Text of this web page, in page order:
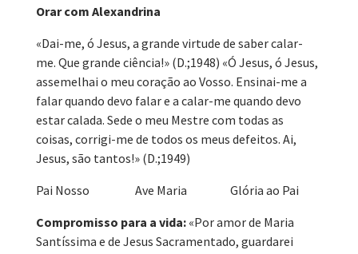
Orar com Alexandrina
«Dai-me, ó Jesus, a grande virtude de saber calar-
me. Que grande ciência!» (D.;1948) «Ó Jesus, ó Jesus,
assemelhai o meu coração ao Vosso. Ensinai-me a
falar quando devo falar e a calar-me quando devo
estar calada. Sede o meu Mestre com todas as
coisas, corrigi-me de todos os meus defeitos. Ai,
Jesus, são tantos!» (D.;1949)
Pai Nosso Ave Maria Glória ao Pai
Compromisso para a vida:«Por amor de Maria
Santíssima e de Jesus Sacramentado, guardarei